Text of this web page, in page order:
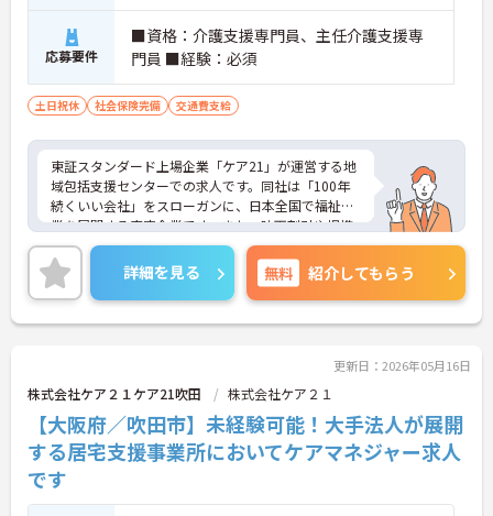
応募要件
■資格：介護支援専門員、主任介護支援専
門員 ■経験：必須
土日祝休 社会保険完備 交通費支給
東証スタンダード上場企業「ケア21」が運営する地
域包括支援センターでの求人です。同社は「100年
続くいい会社」をスローガンに、日本全国で福祉事
業を展開する安定企業です。また、映画割引や提携
ホテルの割引などが利用できる組合制度や、毎年お
誕生日プレゼントが贈られるなど、ユニークで充実
した福利厚生が魅力です。ご興味のある方は詳細等
をお伝えしますので、お気軽にお問い合わせくださ
い。
詳細を見る 無料 紹介してもらう
更新日：2026年05月16日
株式会社ケア２１ケア21吹田 株式会社ケア２１
【大阪府／吹田市】未経験可能！大手法人が展開
する居宅支援事業所においてケアマネジャー求人
です